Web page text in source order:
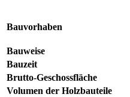
Bauvorhaben
Bauweise
Bauzeit
Brutto-Geschossfläche
Volumen der Holzbauteile